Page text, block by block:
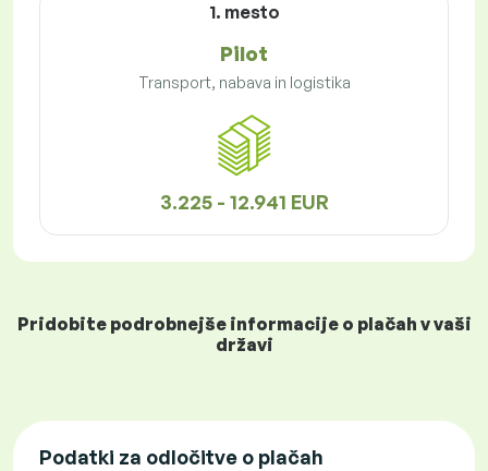
1. mesto
Pilot
Transport, nabava in logistika
3.225 - 12.941 EUR
Pridobite podrobnejše informacije o plačah v vaši
državi
Podatki za odločitve o plačah